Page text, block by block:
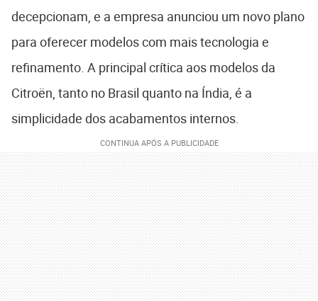
decepcionam, e a empresa anunciou um novo plano
para oferecer modelos com mais tecnologia e
refinamento. A principal crítica aos modelos da
Citroën, tanto no Brasil quanto na Índia, é a
simplicidade dos acabamentos internos.